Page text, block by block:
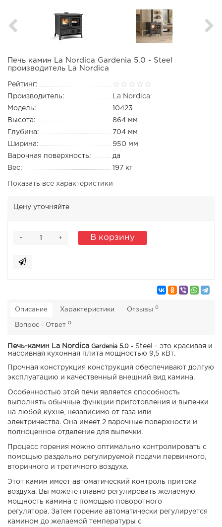
Печь камин La Nordica Gardenia 5.0 - Steel
производитель La Nordica
Рейтинг:
Производитель:
La Nordica
Модель:
10423
Высота:
864 мм
Глубина:
704 мм
Ширина:
950 мм
Варочная поверхность:
да
Вес:
197 кг
Показать все характеристики
Цену уточняйте
+
- В корзину
Описание Характеристики Отзывы 0
Вопрос - Ответ 0
Печь-камин La Nordica Gardenia 5.0 - Steel
- это красивая и
массивная кухонная плита мощностью 9,5 кВт.
Прочная конструкция конструкция обеспечивают долгую
эксплуатацию и качественный внешний вид камина.
Особенностью этой печи является способность
выполнять обычные функции приготовления и выпечки
на любой кухне, независимо от газа или
электричества. Она имеет 2 варочные поверхности и
полноценное отделение для выпечки.
Процесс горения можно оптимально контролировать с
помощью раздельно регулируемой подачи первичного,
вторичного и третичного воздуха.
Этот камин имеет автоматический контроль притока
воздуха. Вы можете плавно регулировать желаемую
мощность камина с помощью поворотного
регулятора. Затем горение автоматически регулируется
камином до желаемой температуры с